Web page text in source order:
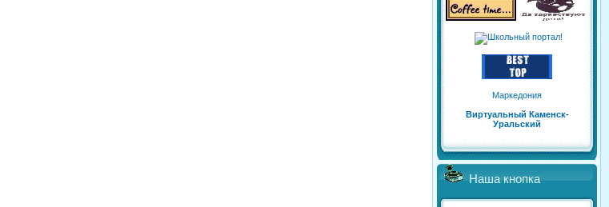
Маркедония
Виртуальный Каменск-
Уральский
Наша кнопка